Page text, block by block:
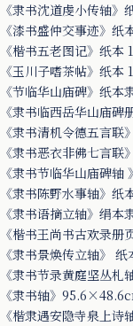
《隶书沈道虔小传轴
《漆书盛仲交事迹》
《楷书五老图记》纸
《玉川子嗜茶帖》纸
《节临华山庙碑》纸
《隶书临西岳华山庙
《隶书清机令德五言
《隶书恶衣非佛七言
《隶书节临华山庙碑
《隶书陈野水事轴》
《隶书语摘立轴》绢
《楷书王尚书古欢录
《隶书景焕传立轴》
《隶书节录黄庭坚丛
《隶书轴》
《楷隶遇安隐寺泉上